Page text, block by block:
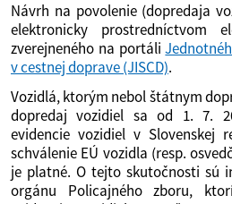
Návrh na povolenie (dopredaja
elektronicky prostredníctvom
zverejneného na portáli
v cestnej doprave (JISCD).
Vozidlá, ktorým nebol štátnym
dopredaj vozidiel sa od 1. 7.
evidencie vozidiel v Slovenskej
schválenie EÚ vozidla (resp.
je platné. O tejto skutočnosti sú
orgánu Policajného zboru,